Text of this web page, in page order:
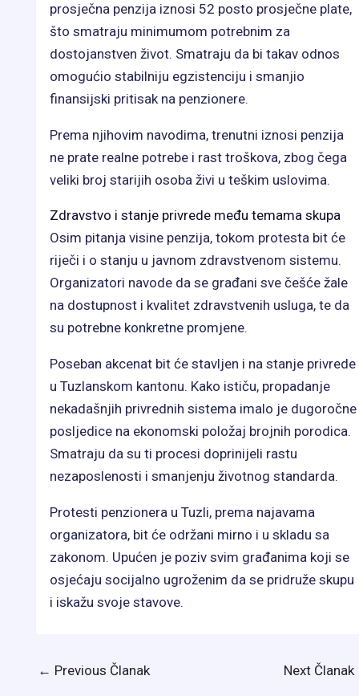
prosječna penzija iznosi 52 posto prosječne plate,
što smatraju minimumom potrebnim za
dostojanstven život. Smatraju da bi takav odnos
omogućio stabilniju egzistenciju i smanjio
finansijski pritisak na penzionere.
Prema njihovim navodima, trenutni iznosi penzija
ne prate realne potrebe i rast troškova, zbog čega
veliki broj starijih osoba živi u teškim uslovima.
Zdravstvo i stanje privrede među temama skupa
Osim pitanja visine penzija, tokom protesta bit će
riječi i o stanju u javnom zdravstvenom sistemu.
Organizatori navode da se građani sve češće žale
na dostupnost i kvalitet zdravstvenih usluga, te da
su potrebne konkretne promjene.
Poseban akcenat bit će stavljen i na stanje privrede
u Tuzlanskom kantonu. Kako ističu, propadanje
nekadašnjih privrednih sistema imalo je dugoročne
posljedice na ekonomski položaj brojnih porodica.
Smatraju da su ti procesi doprinijeli rastu
nezaposlenosti i smanjenju životnog standarda.
Protesti penzionera u Tuzli, prema najavama
organizatora, bit će održani mirno i u skladu sa
zakonom. Upućen je poziv svim građanima koji se
osjećaju socijalno ugroženim da se pridruže skupu
i iskažu svoje stavove.
← Previous Članak Next Članak